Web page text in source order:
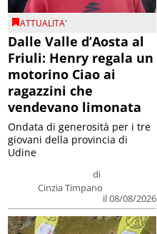
ATTUALITA'
Dalle Valle d’Aosta al
Friuli: Henry regala un
motorino Ciao ai
ragazzini che
vendevano limonata
di
Cinzia Timpano
il 08/08/2026
Ondata di generosità per i tre
giovani della provincia di
Udine